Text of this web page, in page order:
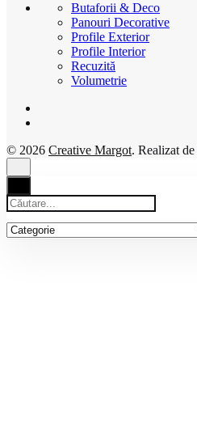
Butaforii & Deco
Panouri Decorative
Profile Exterior
Profile Interior
Recuzită
Volumetrie
© 2026 Creative Margot. Realizat de
Căutare
pentru